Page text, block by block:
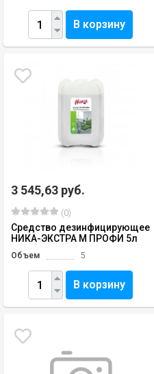
В корзину
3 545,63 руб.
(0)
Средство дезинфицирующее
НИКА-ЭКСТРА М ПРОФИ 5л
Объем 5
В корзину